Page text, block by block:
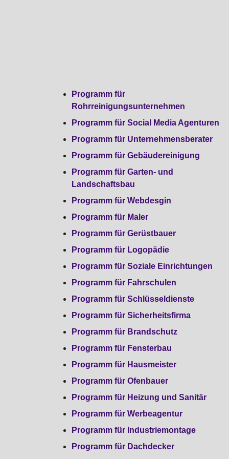
Programm für
Rohrreinigungsunternehmen
Programm für Social Media Agenturen
Programm für Unternehmensberater
Programm für Gebäudereinigung
Programm für Garten- und
Landschaftsbau
Programm für Webdesgin
Programm für Maler
Programm für Gerüstbauer
Programm für Logopädie
Programm für Soziale Einrichtungen
Programm für Fahrschulen
Programm für Schlüsseldienste
Programm für Sicherheitsfirma
Programm für Brandschutz
Programm für Fensterbau
Programm für Hausmeister
Programm für Ofenbauer
Programm für Heizung und Sanitär
Programm für Werbeagentur
Programm für Industriemontage
Programm für Dachdecker